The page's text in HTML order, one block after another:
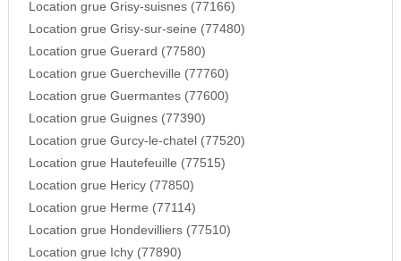
Location grue Grisy-suisnes (77166)
Location grue Grisy-sur-seine (77480)
Location grue Guerard (77580)
Location grue Guercheville (77760)
Location grue Guermantes (77600)
Location grue Guignes (77390)
Location grue Gurcy-le-chatel (77520)
Location grue Hautefeuille (77515)
Location grue Hericy (77850)
Location grue Herme (77114)
Location grue Hondevilliers (77510)
Location grue Ichy (77890)